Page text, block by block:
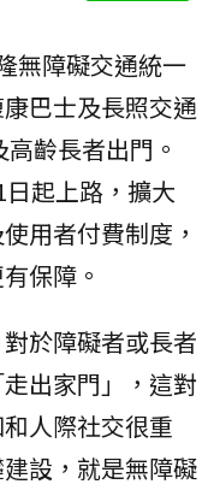
無障礙交通統一
巴士及長照交通
高齡長者出門。
起上路，擴大
用者付費制度，
保障。
於障礙者或長者
出家門」，這對
人際社交很重
設，就是無障礙